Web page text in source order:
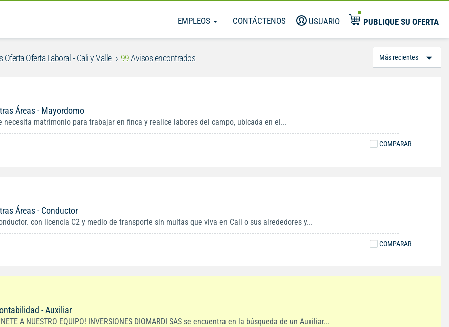
EMPLEOS CONTÁCTENOS USUARIO PUBLIQUE SU OFERTA
Oferta Laboral - Cali y Valle 99Avisos encontrados
Áreas - Mayordomo
necesita matrimonio para trabajar en finca y realice labores del campo, ubicada en el...
COMPARAR
Áreas - Conductor
con licencia C2 y medio de transporte sin multas que viva en Cali o sus alrededores y...
COMPARAR
- Auxiliar
A NUESTRO EQUIPO! INVERSIONES DIOMARDI SAS se encuentra en la búsqueda de un Auxiliar...